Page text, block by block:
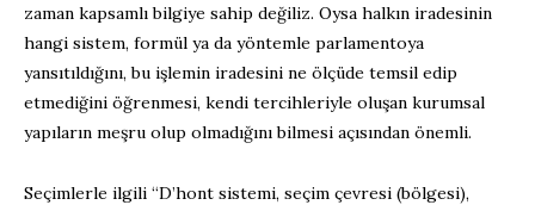
zaman kapsamlı bilgiye sahip değiliz. Oysa halkın iradesinin
hangi sistem, formül ya da yöntemle parlamentoya
yansıtıldığını, bu işlemin iradesini ne ölçüde temsil edip
etmediğini öğrenmesi, kendi tercihleriyle oluşan kurumsal
yapıların meşru olup olmadığını bilmesi açısından önemli.
Seçimlerle ilgili “D’hont sistemi, seçim çevresi (bölgesi),